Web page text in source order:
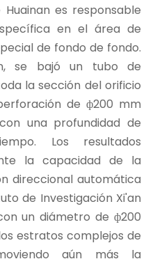
es responsable
en el área de
de fondo de fondo.
se bajó un tubo de
la sección del orificio
de ф200 mm
una profundidad de
Los resultados
la capacidad de la
direccional automática
de Investigación Xi'an
un diámetro de ф200
estratos complejos de
aún más la